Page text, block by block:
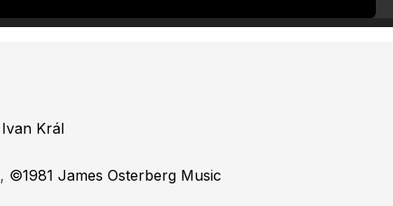
Ivan Král
©1981 James Osterberg Music